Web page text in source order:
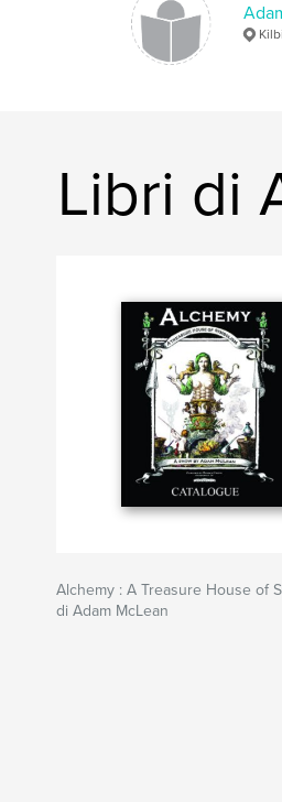
Libri di
Alchemy : A Treasure House of
di Adam McLean